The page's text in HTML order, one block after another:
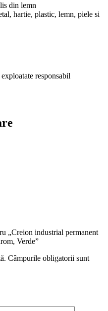
din lemn
hartie, plastic, lemn, piele si
responsabil
„Creion industrial permanent
Verde”
Câmpurile obligatorii sunt